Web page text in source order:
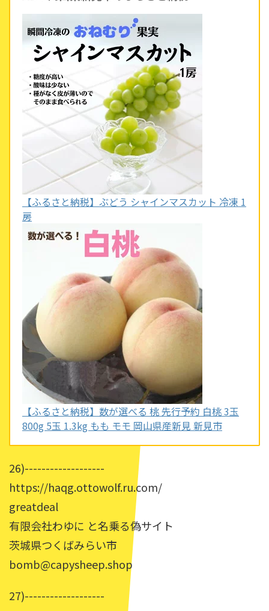
【ふるさと納税】ぶどう シャインマスカット 冷凍 1
房
【ふるさと納税】数が選べる 桃 先行予約 白桃 3玉
800g 5玉 1.3kg もも モモ 岡山県産新見 新見市
26)-------------------
https://haqg.ottowolf.ru.com/
greatdeal
有限会社わゆに と名乗る偽サイト
茨城県つくばみらい市
bomb@capysheep.shop
27)-------------------